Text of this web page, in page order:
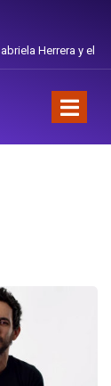
Corporación